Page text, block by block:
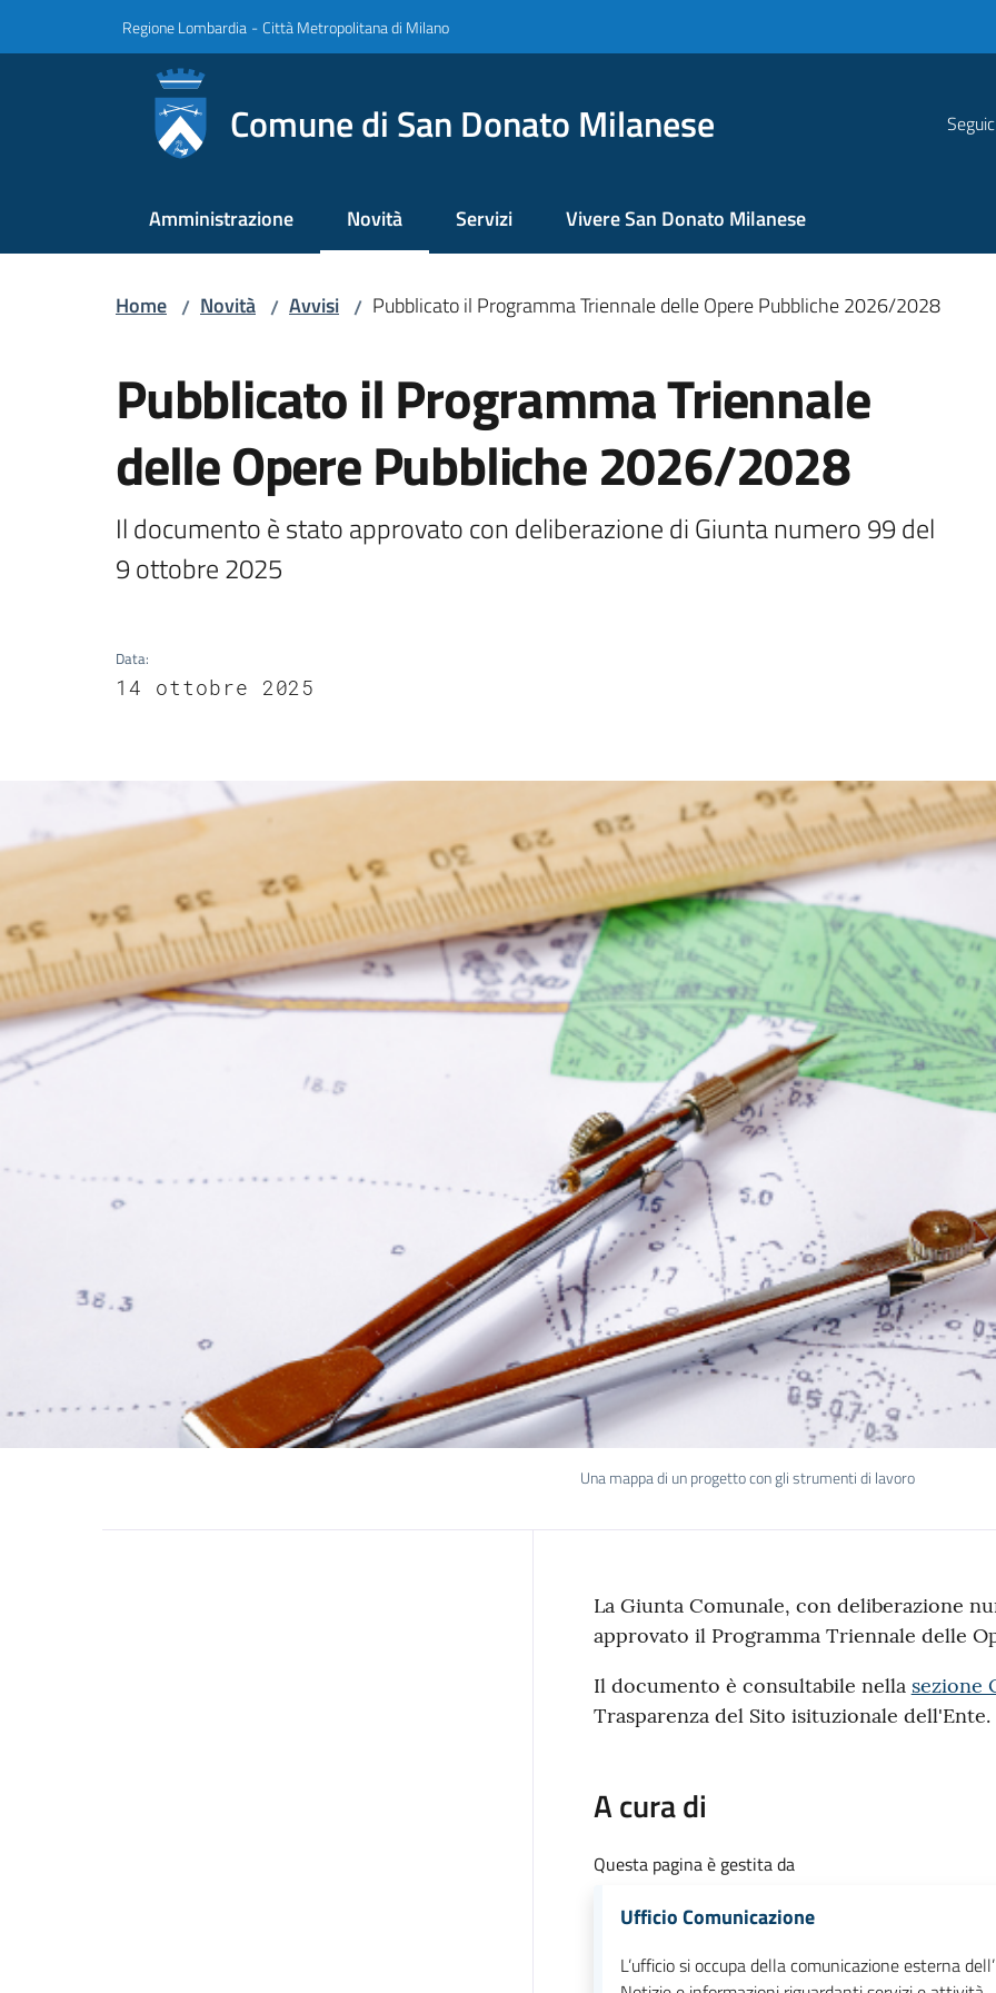
Regione Lombardia -Città Metropolitana di Milano
Comune di San Donato Milanese
Amministrazione Novità
Menu selezionato
Servizi Vivere San Donato Milanese
Home / Novità / Avvisi / Pubblicato il Programma Triennale delle Opere Pubbliche 2026/2028
Pubblicato il Programma Triennale
delle Opere Pubbliche 2026/2028
Il documento è stato approvato con deliberazione di Giunta numero 99 del
9 ottobre 2025
Data:
14 ottobre 2025
Una mappa di un progetto con gli strumenti di lavoro
Contenuto
La Giunta Comunale, con deliberazione
approvato il Programma Triennale delle
Il documento è consultabile nella sezione
Trasparenza del Sito isituzionale dell'Ente.
A cura di
Questa pagina è gestita da
Ufficio Comunicazione
L’ufficio si occupa della comunicazione esterna